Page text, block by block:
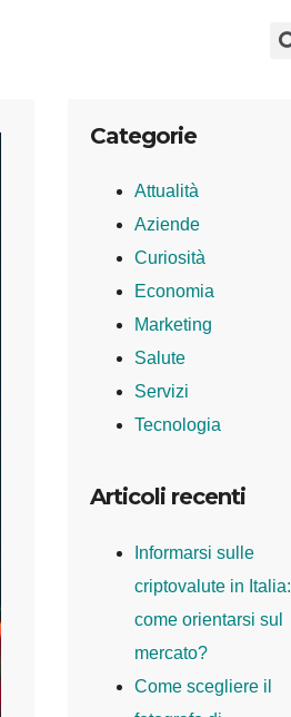
Categorie
Attualità
Aziende
Curiosità
Economia
Marketing
Salute
Servizi
Tecnologia
Articoli recenti
Informarsi sulle
criptovalute in Italia:
come orientarsi sul
mercato?
Come scegliere il